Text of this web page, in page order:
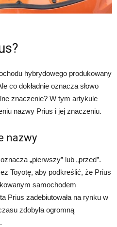
hybrydowego produkowany
co dokładnie oznacza słowo
znaczenie? W tym artykule
nazwy Prius i jej znaczeniu.
nazwy
„pierwszy” lub „przed”.
Toyotę, aby podkreślić, że Prius
samochodem
Prius zadebiutowała na rynku w
zdobyła ogromną